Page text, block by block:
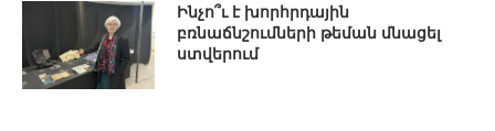
Ինչո՞ւ է խորհրդային
բռնաճնշումների թեման մնացել
ստվերում